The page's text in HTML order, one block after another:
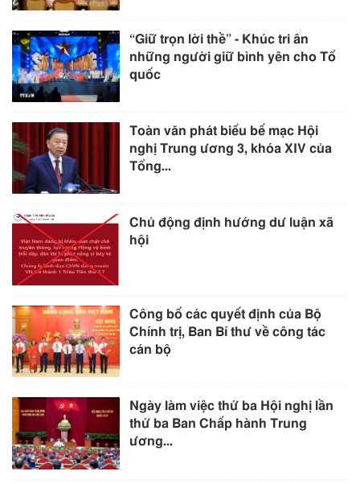
“Giữ trọn lời thề” - Khúc tri ân
những người giữ bình yên cho Tổ
quốc
Toàn văn phát biểu bế mạc Hội
nghị Trung ương 3, khóa XIV của
Tổng...
Chủ động định hướng dư luận xã
hội
Công bố các quyết định của Bộ
Chính trị, Ban Bí thư về công tác
cán bộ
Ngày làm việc thứ ba Hội nghị lần
thứ ba Ban Chấp hành Trung
ương...